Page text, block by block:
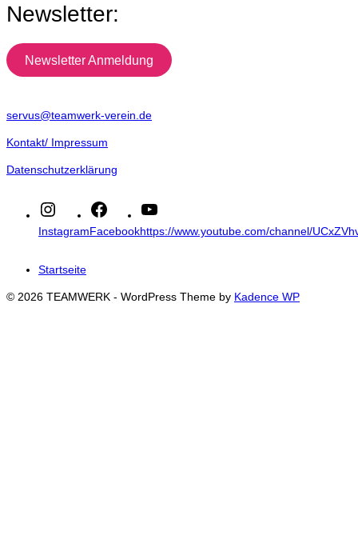
Newsletter:
Newsletter Anmeldung
servus@teamwerk-verein.de
Kontakt/ Impressum
Datenschutzerklärung
InstagramFacebookhttps://www.youtube.com/channel/
Startseite
© 2026 TEAMWERK - WordPress Theme by Kadence WP